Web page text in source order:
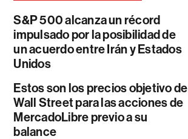
S&P 500 alcanza un récord
impulsado por la posibilidad de
un acuerdo entre Irán y Estados
Unidos
Estos son los precios objetivo de
Wall Street para las acciones de
MercadoLibre previo a su
balance